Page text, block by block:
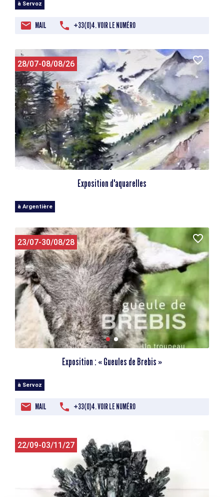
à Servoz
MAIL +33(0)4. VOIR LE NUMÉRO
28/07-08/08/26
Exposition d'aquarelles
à Argentière
23/07-30/08/28
Exposition : « Gueules de Brebis »
à Servoz
MAIL +33(0)4. VOIR LE NUMÉRO
22/09-03/11/27